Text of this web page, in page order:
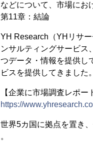
などについて、市場にお
第11章：結論
YH Research（YHリサ
ンサルティングサービス
つデータ・情報を提供し
ビスを提供してきました。
【企業に市場調査レポー
https://
世界5カ国に拠点を置き
。